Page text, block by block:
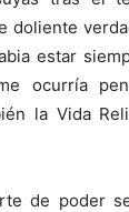
doliente
estar
ocurría
la Vida
de poder